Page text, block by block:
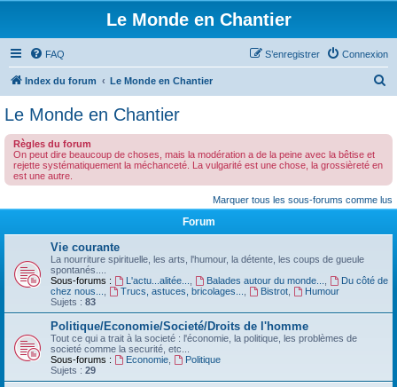
Le Monde en Chantier
FAQ Connexion
S’enregistrer
Index du forum Le Monde en Chantier
r
c
Le Monde en Chantier
Règles du forum
On peut dire beaucoup de choses, mais la modération a de la peine avec la bêtise et
rejette systématiquement la méchanceté. La vulgarité est une chose, la grossièreté en
est une autre.
Marquer tous les sous-forums comme lus
Forum
Vie courante
La nourriture spirituelle, les arts, l'humour, la détente, les coups de gueule
spontanés....
Sous-forums :
L'actu...alitée... Balades autour du monde...
Du côté de
chez nous...
Trucs, astuces, bricolages... Bistrot,
Humour
Sujets : 83
Politique/Economie/Societé/Droits de l'homme
Tout ce qui a trait à la societé : l'économie, la politique, les problèmes de
societé comme la securité, etc...
Sous-forums :
Economie,
Politique
Sujets : 29